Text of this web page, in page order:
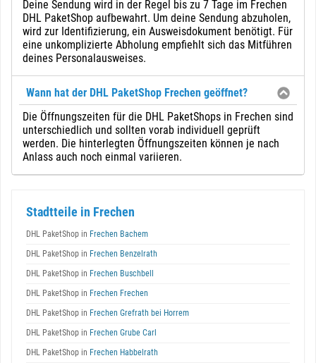
Deine Sendung wird in der Regel bis zu 7 Tage im Frechen
DHL PaketShop aufbewahrt. Um deine Sendung abzuholen,
wird zur Identifizierung, ein Ausweisdokument benötigt. Für
eine unkomplizierte Abholung empfiehlt sich das Mitführen
deines Personalausweises.
Wann hat der DHL PaketShop Frechen geöffnet?
Die Öffnungszeiten für die DHL PaketShops in Frechen sind
unterschiedlich und sollten vorab individuell geprüft
werden. Die hinterlegten Öffnungszeiten können je nach
Anlass auch noch einmal variieren.
Stadtteile in Frechen
DHL PaketShop in Frechen Bachem
DHL PaketShop in Frechen Benzelrath
DHL PaketShop in Frechen Buschbell
DHL PaketShop in Frechen Frechen
DHL PaketShop in Frechen Grefrath bei Horrem
DHL PaketShop in Frechen Grube Carl
DHL PaketShop in Frechen Habbelrath